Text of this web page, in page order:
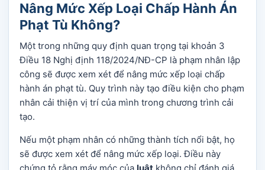
Nâng Mức Xếp Loại Chấp Hành Án
Phạt Tù Không?
Một trong những quy định quan trọng tại khoản 3
Điều 18 Nghị định 118/2024/NĐ-CP là phạm nhân lập
công sẽ được xem xét để nâng mức xếp loại chấp
hành án phạt tù. Quy trình này tạo điều kiện cho phạm
nhân cải thiện vị trí của mình trong chương trình cải
tạo.
Nếu một phạm nhân có những thành tích nổi bật, họ
sẽ được xem xét để nâng mức xếp loại. Điều này